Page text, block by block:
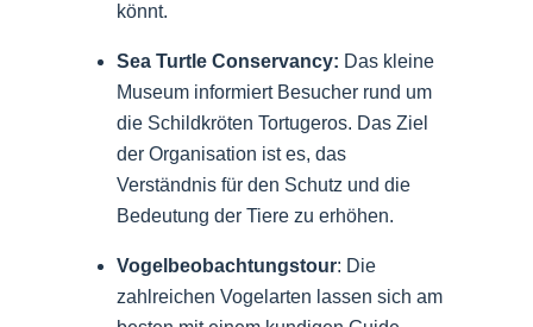
könnt.
Sea Turtle Conservancy: Das kleine
Museum informiert Besucher rund um
die Schildkröten Tortugeros. Das Ziel
der Organisation ist es, das
Verständnis für den Schutz und die
Bedeutung der Tiere zu erhöhen.
Vogelbeobachtungstour: Die
zahlreichen Vogelarten lassen sich am